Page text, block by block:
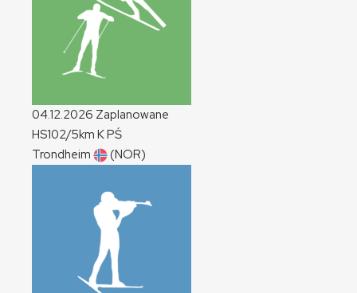
04.12.2026 Zaplanowane
HS102/5km KPŚ
Trondheim
(NOR)